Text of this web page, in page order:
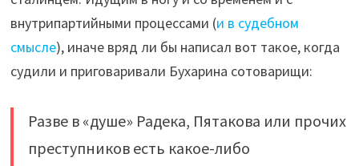
внутрипартийными процессами (и в судебном
смысле), иначе вряд ли бы написал вот такое, когда
судили и приговаривали Бухарина сотоварищи:
Разве в «душе» Радека, Пятакова или прочих
преступников есть какое-либо